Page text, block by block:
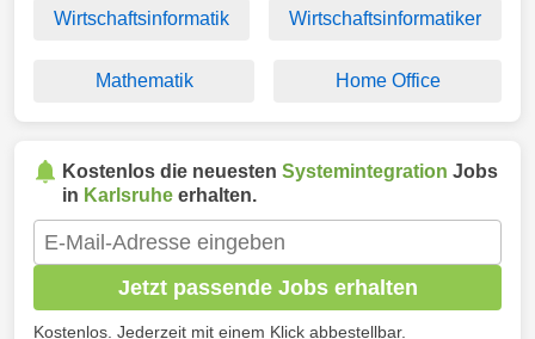
Wirtschaftsinformatik Wirtschaftsinformatiker
Mathematik Home Office
Kostenlos die neuesten Systemintegration Jobs
in Karlsruhe erhalten.
Jetzt passende Jobs erhalten
Kostenlos. Jederzeit mit einem Klick abbestellbar.